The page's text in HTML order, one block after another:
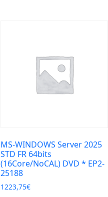
MS-WINDOWS Server 2025
STD FR 64bits
(16Core/NoCAL) DVD * EP2-
25188
1223,75€